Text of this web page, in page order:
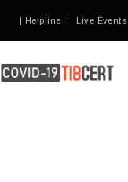
| Helpline Live Events